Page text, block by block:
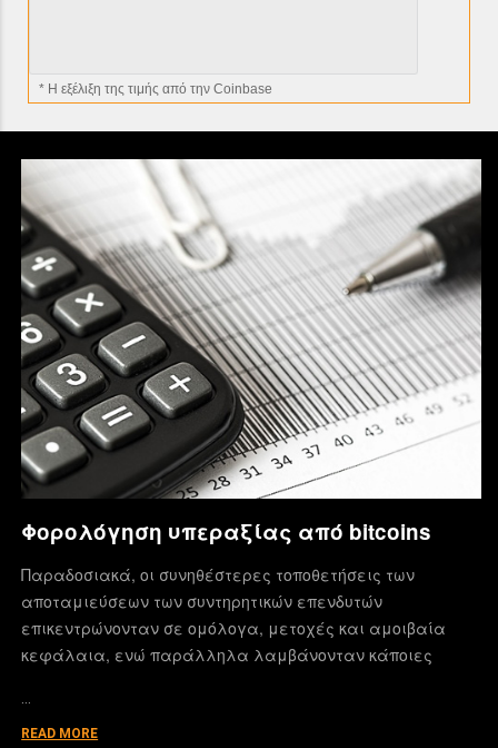
* H εξέλιξη της τιμής από την Coinbase
Φορολόγηση υπεραξίας από bitcoins
Παραδοσιακά, οι συνηθέστερες τοποθετήσεις των
αποταμιεύσεων των συντηρητικών επενδυτών
επικεντρώνονταν σε ομόλογα, μετοχές και αμοιβαία
κεφάλαια, ενώ παράλληλα λαμβάνονταν κάποιες
…
READ MORE